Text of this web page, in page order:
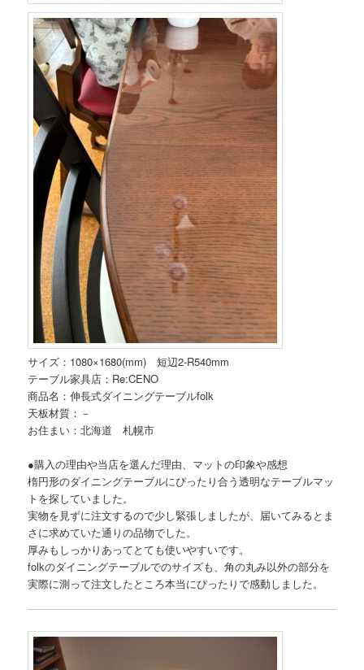
サイズ：1080×1680(mm) 短辺2-R540mm
テーブル家具店：Re:CENO
商品名：伸長式ダイニングテーブルfolk
天板材質：－
お住まい：北海道 札幌市
●購入の理由や当店を選んだ理由、マットの印象や感想
楕円形のダイニングテーブルにぴったり合う透明なテーブルマッ
トを探していました。
実物を見ずに注文するので少し緊張しましたが、届いてみるとま
さに求めていた通りの品物でした。
厚みもしっかりあってとても使いやすいです。
folkのダイニングテーブルでのサイズも、角の丸み以外の部分を
実際に測って注文したところ本当にぴったりで感動しました。